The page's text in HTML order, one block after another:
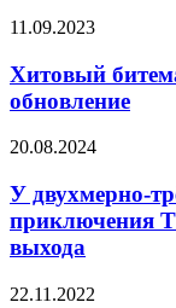
нецензурно
в
«Стражах
галактики
3»
Хитовый
Sifu
получил
финальное
11.09.2023
Хитовый
обновление
У
трёхмерного
Zelda-
подобного
приключения
Plucky
20.08.2024
У двухмерно-
приключения
выхода
Мэгги
22.11.2022